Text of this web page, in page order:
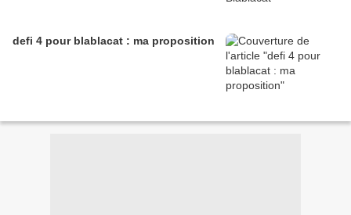
defi 4 pour blablacat : ma proposition